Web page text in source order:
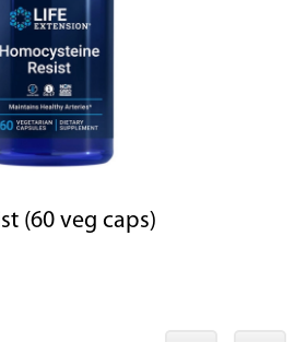
(60 veg caps)